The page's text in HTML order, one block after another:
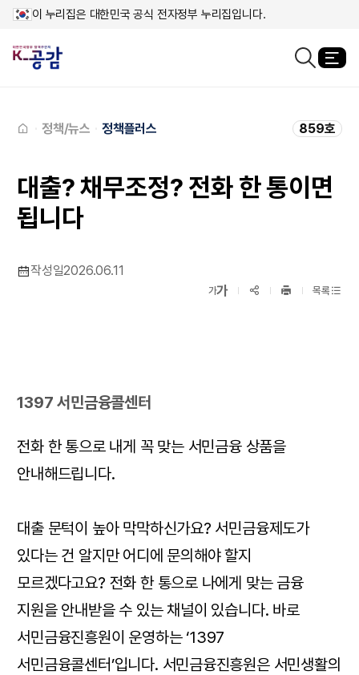
이 누리집은 대한민국 공식 전자정부 누리집입니다.
정책/뉴스 정책플러스 859호
대출? 채무조정? 전화 한 통이면
됩니다
작성일2026.06.11
가축소보기
가확대보기SNS공유
프린트
목록
1397 서민금융콜센터
전화 한 통으로 내게 꼭 맞는 서민금융 상품을
안내해드립니다.
대출 문턱이 높아 막막하신가요? 서민금융제도가
있다는 건 알지만 어디에 문의해야 할지
모르겠다고요? 전화 한 통으로 나에게 맞는 금융
지원을 안내받을 수 있는 채널이 있습니다. 바로
서민금융진흥원이 운영하는 ‘1397
서민금융콜센터’입니다. 서민금융진흥원은 서민생활의